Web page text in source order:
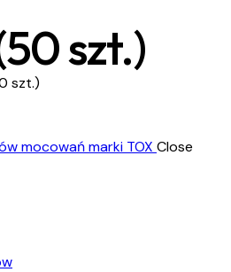
szt.)
szt.)
Close